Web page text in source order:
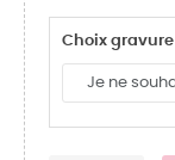
Choix gravure